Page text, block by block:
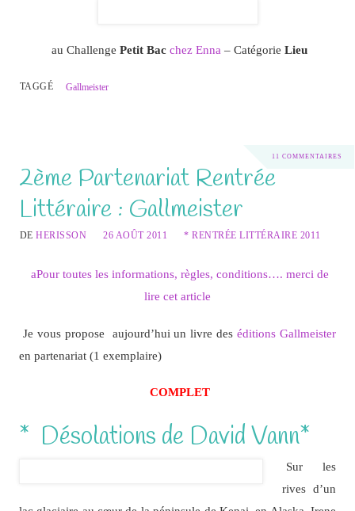
au Challenge Petit Bac chez Enna – Catégorie Lieu
TAGGÉ Gallmeister
11 COMMENTAIRES
2ème Partenariat Rentrée
Littéraire : Gallmeister
DEHERISSON 26 AOÛT 2011 * RENTRÉE LITTÉRAIRE 2011
aPour toutes les informations, règles, conditions…. merci de
lire cet article
Je vous propose aujourd’hui un livre deséditions Gallmeister
en partenariat (1 exemplaire)
COMPLET
* Désolations de David Vann*
Sur les
rives d’un